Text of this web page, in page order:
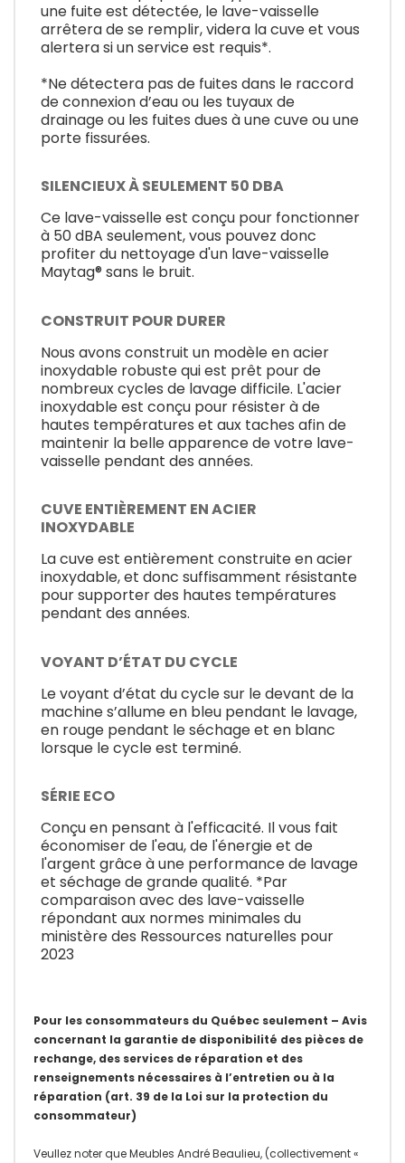
une fuite est détectée, le lave-vaisselle
arrêtera de se remplir, videra la cuve et vous
alertera si un service est requis*.
*Ne détectera pas de fuites dans le raccord
de connexion d’eau ou les tuyaux de
drainage ou les fuites dues à une cuve ou une
porte fissurées.
SILENCIEUX À SEULEMENT 50 DBA
Ce lave-vaisselle est conçu pour fonctionner
à 50 dBA seulement, vous pouvez donc
profiter du nettoyage d'un lave-vaisselle
Maytag® sans le bruit.
CONSTRUIT POUR DURER
Nous avons construit un modèle en acier
inoxydable robuste qui est prêt pour de
nombreux cycles de lavage difficile. L'acier
inoxydable est conçu pour résister à de
hautes températures et aux taches afin de
maintenir la belle apparence de votre lave-
vaisselle pendant des années.
CUVE ENTIÈREMENT EN ACIER
INOXYDABLE
La cuve est entièrement construite en acier
inoxydable, et donc suffisamment résistante
pour supporter des hautes températures
pendant des années.
VOYANT D’ÉTAT DU CYCLE
Le voyant d’état du cycle sur le devant de la
machine s’allume en bleu pendant le lavage,
en rouge pendant le séchage et en blanc
lorsque le cycle est terminé.
SÉRIE ECO
Conçu en pensant à l'efficacité. Il vous fait
économiser de l'eau, de l'énergie et de
l'argent grâce à une performance de lavage
et séchage de grande qualité. *Par
comparaison avec des lave-vaisselle
répondant aux normes minimales du
ministère des Ressources naturelles pour
2023
Pour les consommateurs du Québec seulement – Avis
concernant la garantie de disponibilité des pièces de
rechange, des services de réparation et des
renseignements nécessaires à l’entretien ou à la
réparation (art. 39 de la Loi sur la protection du
consommateur)
Veullez noter que Meubles André Beaulieu, (collectivement «